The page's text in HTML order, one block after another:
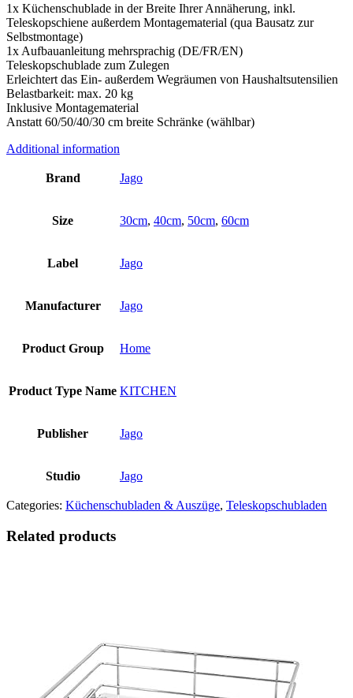
1x Küchenschublade in der Breite Ihrer Annäherung, inkl.
Teleskopschiene außerdem Montagematerial (qua Bausatz zur
Selbstmontage)
1x Aufbauanleitung mehrsprachig (DE/FR/EN)
Teleskopschublade zum Zulegen
Erleichtert das Ein- außerdem Wegräumen von Haushaltsutensilien
Belastbarkeit: max. 20 kg
Inklusive Montagematerial
Anstatt 60/50/40/30 cm breite Schränke (wählbar)
Additional information
Brand Jago
Size 30cm, 40cm, 50cm, 60cm
Label Jago
Manufacturer Jago
Product Group Home
Product Type Name KITCHEN
Publisher Jago
Studio Jago
Categories: Küchenschubladen & Auszüge, Teleskopschubladen
Related products